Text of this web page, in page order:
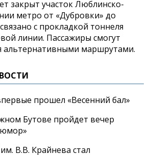
закрыт участок Люблинско-
метро от «Дубровки» до
с прокладкой тоннеля
линии. Пассажиры смогут
альтернативными маршрутами.
прошел «Весенний бал»
Бутове пройдет вечер
В.В. Крайнева стал